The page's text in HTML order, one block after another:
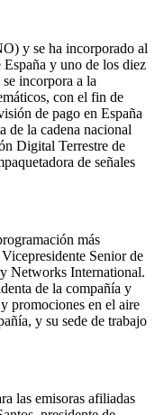
y se ha incorporado al
y uno de los diez
incorpora a la
con el fin de
de pago en España
de la cadena nacional
Digital Terrestre de
de señales
más
Senior de
Networks International.
de la compañía y
promociones en el aire
y su sede de trabajo
las emisoras afiliadas